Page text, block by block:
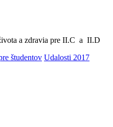
a zdravia pre II.C a II.D
študentov Udalosti 2017